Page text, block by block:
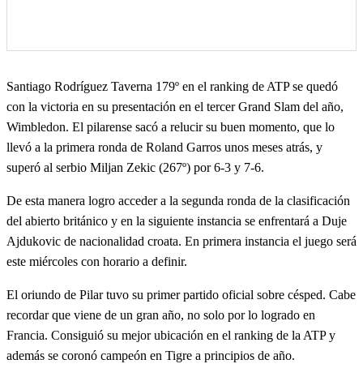
Santiago Rodríguez Taverna 179º en el ranking de ATP se quedó
con la victoria en su presentación en el tercer Grand Slam del año,
Wimbledon. El pilarense sacó a relucir su buen momento, que lo
llevó a la primera ronda de Roland Garros unos meses atrás, y
superó al serbio Miljan Zekic (267º) por 6-3 y 7-6.
De esta manera logro acceder a la segunda ronda de la clasificación
del abierto británico y en la siguiente instancia se enfrentará a Duje
Ajdukovic de nacionalidad croata. En primera instancia el juego será
este miércoles con horario a definir.
El oriundo de Pilar tuvo su primer partido oficial sobre césped. Cabe
recordar que viene de un gran año, no solo por lo logrado en
Francia. Consiguió su mejor ubicación en el ranking de la ATP y
además se coronó campeón en Tigre a principios de año.